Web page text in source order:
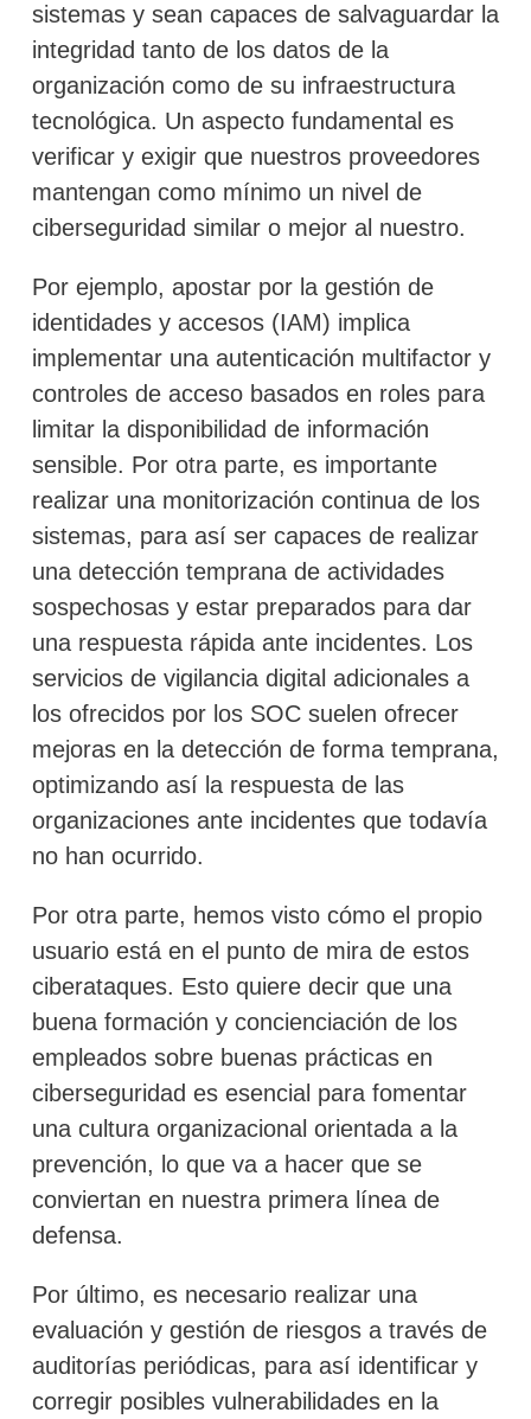
sistemas y sean capaces de salvaguardar la
integridad tanto de los datos de la
organización como de su infraestructura
tecnológica. Un aspecto fundamental es
verificar y exigir que nuestros proveedores
mantengan como mínimo un nivel de
ciberseguridad similar o mejor al nuestro.
Por ejemplo, apostar por la gestión de
identidades y accesos (IAM) implica
implementar una autenticación multifactor y
controles de acceso basados en roles para
limitar la disponibilidad de información
sensible. Por otra parte, es importante
realizar una monitorización continua de los
sistemas, para así ser capaces de realizar
una detección temprana de actividades
sospechosas y estar preparados para dar
una respuesta rápida ante incidentes. Los
servicios de vigilancia digital adicionales a
los ofrecidos por los SOC suelen ofrecer
mejoras en la detección de forma temprana,
optimizando así la respuesta de las
organizaciones ante incidentes que todavía
no han ocurrido.
Por otra parte, hemos visto cómo el propio
usuario está en el punto de mira de estos
ciberataques. Esto quiere decir que una
buena formación y concienciación de los
empleados sobre buenas prácticas en
ciberseguridad es esencial para fomentar
una cultura organizacional orientada a la
prevención, lo que va a hacer que se
conviertan en nuestra primera línea de
defensa.
Por último, es necesario realizar una
evaluación y gestión de riesgos a través de
auditorías periódicas, para así identificar y
corregir posibles vulnerabilidades en la